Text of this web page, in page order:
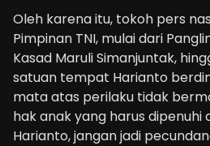
Oleh karena itu, tokoh pers
Pimpinan TNI, mulai dari
Kasad Maruli Simanjuntak,
satuan tempat Harianto
mata atas perilaku tidak
hak anak yang harus dipenuhi
Harianto, jangan jadi